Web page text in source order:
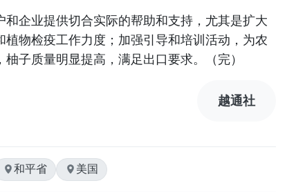
企业提供切合实际的帮助和支持，尤其是扩大
物检疫工作力度；加强引导和培训活动，为农
子质量明显提高，满足出口要求。（完）
越通社
和平省 美国